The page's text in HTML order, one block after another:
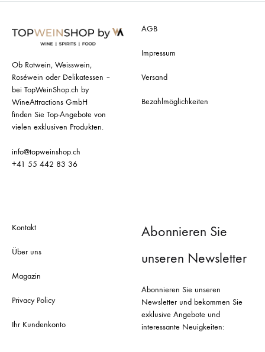
Ob Rotwein, Weisswein,
Roséwein oder Delikatessen –
bei TopWeinShop.ch by
WineAttractions GmbH
finden Sie Top-Angebote von
vielen exklusiven Produkten.
info@topweinshop.ch
+41 55 442 83 36
AGB
Impressum
Versand
Bezahlmöglichkeiten
Kontakt
Über uns
Magazin
Privacy Policy
Ihr Kundenkonto
Abonnieren Sie
unseren Newsletter
Abonnieren Sie unseren
Newsletter und bekommen Sie
exklusive Angebote und
interessante Neuigkeiten: